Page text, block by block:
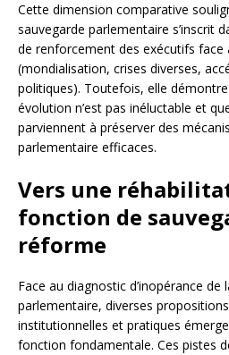
Cette dimension comparative
sauvegarde parlementaire s’inscrit
de renforcement des exécutifs
(mondialisation, crises diverses,
politiques). Toutefois, elle
évolution n’est pas inéluctable et
parviennent à préserver des
parlementaire efficaces.
Vers une
fonction de
réforme
Face au diagnostic d’inopérance de
parlementaire, diverses
institutionnelles et pratiques
fonction fondamentale. Ces pistes